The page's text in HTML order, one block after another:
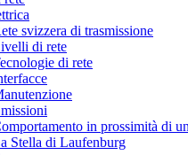
svizzera di trasmissione
di rete
di rete
in prossimità di
Stella di Laufenburg